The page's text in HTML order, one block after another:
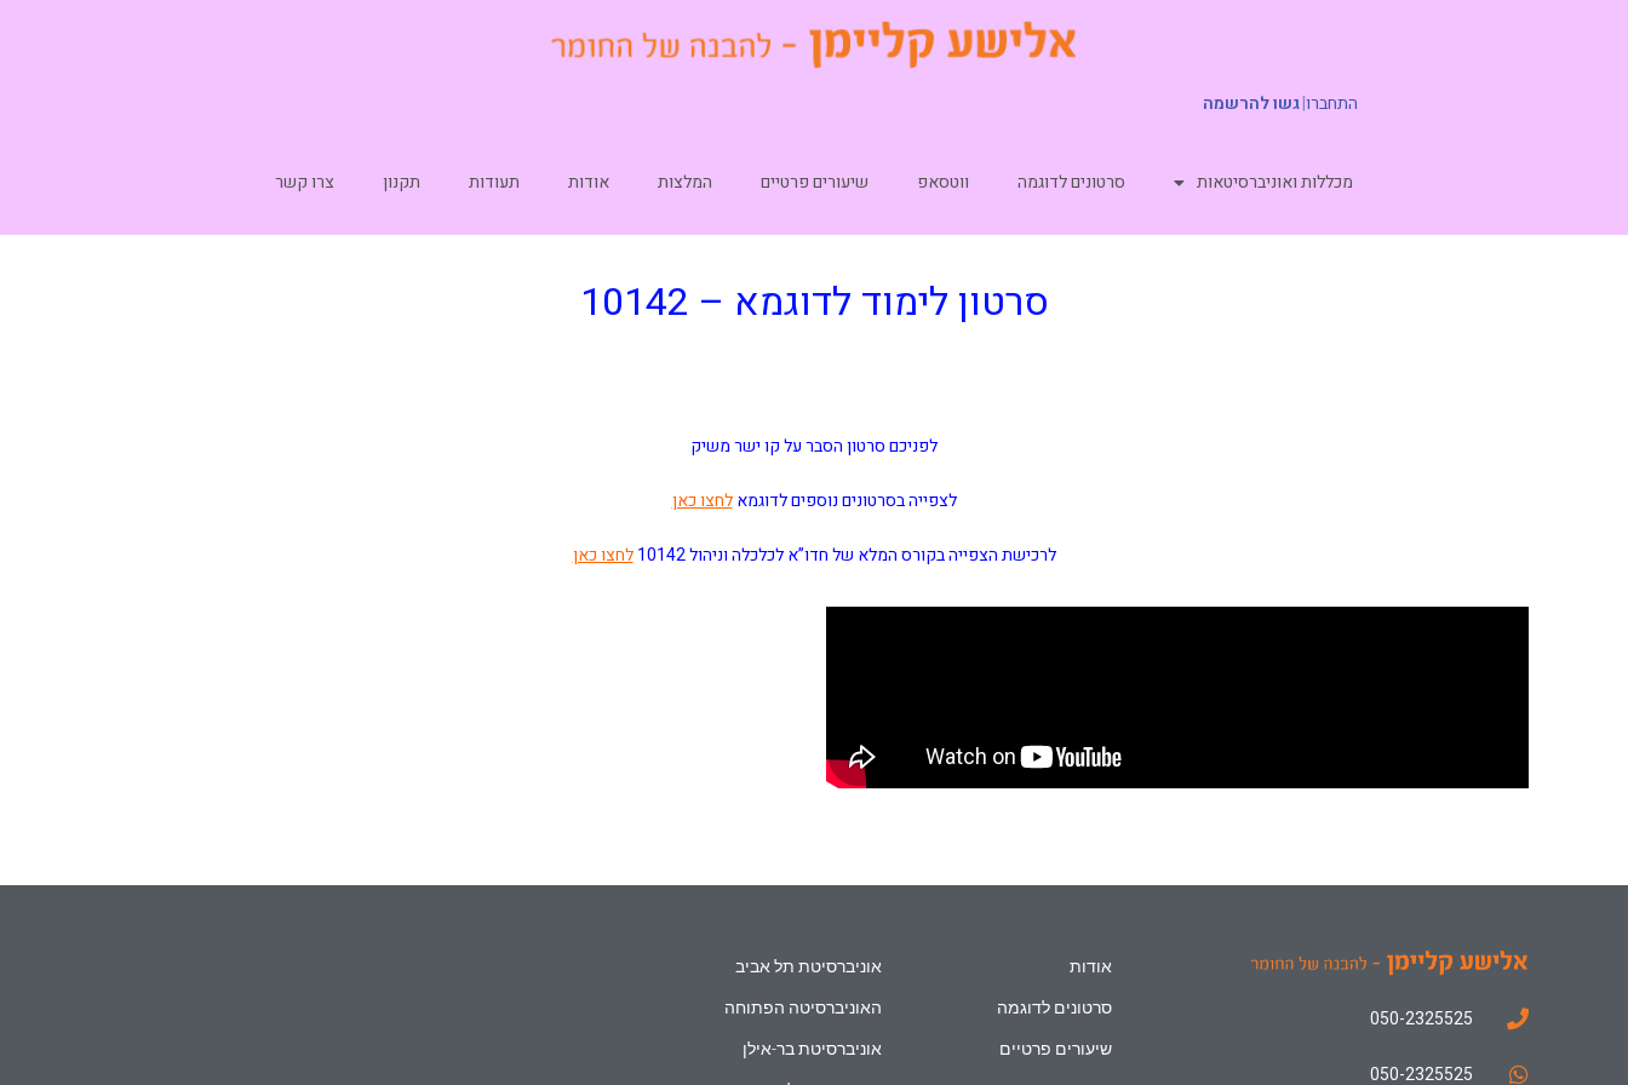
התחברו|גשו להרשמה
מכללות ואוניברסיטאות סרטונים לדוגמה ווטסאפ שיעורים פרטיים המלצות אודות תעודות תקנון צרו קשר
סרטון לימוד לדוגמא – 10142
לפניכם סרטון הסבר על קו ישר משיק
לצפייה בסרטונים נוספים לדוגמא לחצו כאן
לרכישת הצפייה בקורס המלא של חדו”א לכלכלה וניהול 10142 לחצו כאן
050-2325525
050-2325525
אודות
סרטונים לדוגמה
שיעורים פרטיים
אוניברסיטת תל אביב
האוניברסיטה הפתוחה
אוניברסיטת בר-אילן